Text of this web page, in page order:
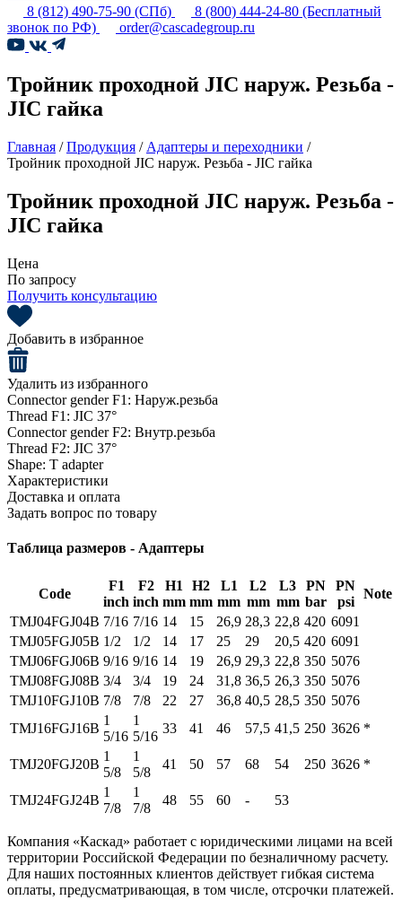
8 (812) 490-75-90 (СПб) 8 (800) 444-24-80 (Бесплатный
звонок по РФ)
order@cascadegroup.ru
Тройник проходной JIC наруж. Резьба -
JIC гайка
Главная /Продукция / Адаптеры и переходники /
Тройник проходной JIC наруж. Резьба - JIC гайка
Тройник проходной JIC наруж. Резьба -
JIC гайка
Цена
По запросу
Получить консультацию
Добавить в избранное
Удалить из избранного
Connector gender F1: Наруж.резьба
Thread F1: JIC 37°
Connector gender F2: Внутр.резьба
Thread F2: JIC 37°
Shape: T adapter
Характеристики
Доставка и оплата
Задать вопрос по товару
Таблица размеров - Адаптеры
Code
F1
inch
F2
inch
H1
mm
H2
mm
L1
mm
L2
mm
L3
mm
PN
bar
PN
psi
Note
TMJ04FGJ04B 7/16 7/16 14 15 26,9 28,3 22,8 420 6091
TMJ05FGJ05B 1/2 1/2 14 17 25 29 20,5 420 6091
TMJ06FGJ06B 9/16 9/16 14 19 26,9 29,3 22,8 350 5076
TMJ08FGJ08B 3/4 3/4 19 24 31,8 36,5 26,3 350 5076
TMJ10FGJ10B 7/8 7/8 22 27 36,8 40,5 28,5 350 5076
TMJ16FGJ16B
1
5/16
1
5/16
33 41 46 57,5 41,5 250 3626 *
TMJ20FGJ20B
1
5/8
1
5/8
41 50 57 68 54 250 3626 *
TMJ24FGJ24B
1
7/8
1
7/8
48 55 60 - 53
Компания «Каскад» работает с юридическими лицами на всей
территории Российской Федерации по безналичному расчету.
Для наших постоянных клиентов действует гибкая система
оплаты, предусматривающая, в том числе, отсрочки платежей.